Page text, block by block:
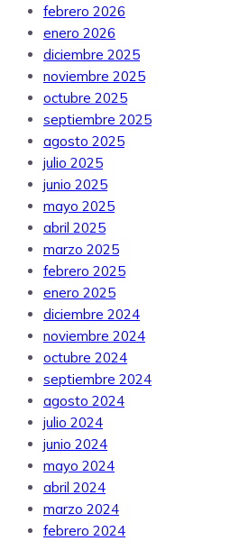
febrero 2026
enero 2026
diciembre 2025
noviembre 2025
octubre 2025
septiembre 2025
agosto 2025
julio 2025
junio 2025
mayo 2025
abril 2025
marzo 2025
febrero 2025
enero 2025
diciembre 2024
noviembre 2024
octubre 2024
septiembre 2024
agosto 2024
julio 2024
junio 2024
mayo 2024
abril 2024
marzo 2024
febrero 2024